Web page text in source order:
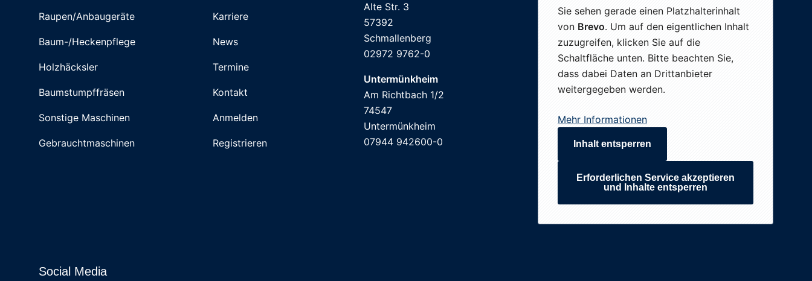
Raupen/Anbaugeräte
Baum-/Heckenpflege
Holzhäcksler
Baumstumpffräsen
Sonstige Maschinen
Gebrauchtmaschinen
Karriere
News
Termine
Kontakt
Anmelden
Registrieren
Alte Str. 3
57392
Schmallenberg
02972 9762-0
Untermünkheim
Am Richtbach 1/2
74547
Untermünkheim
07944 942600-0
Sie sehen gerade einen Platzhalterinhalt
von Brevo. Um auf den eigentlichen Inhalt
zuzugreifen, klicken Sie auf die
Schaltfläche unten. Bitte beachten Sie,
dass dabei Daten an Drittanbieter
weitergegeben werden.
Mehr Informationen
Inhalt entsperren
Erforderlichen Service akzeptieren
und Inhalte entsperren
Social Media